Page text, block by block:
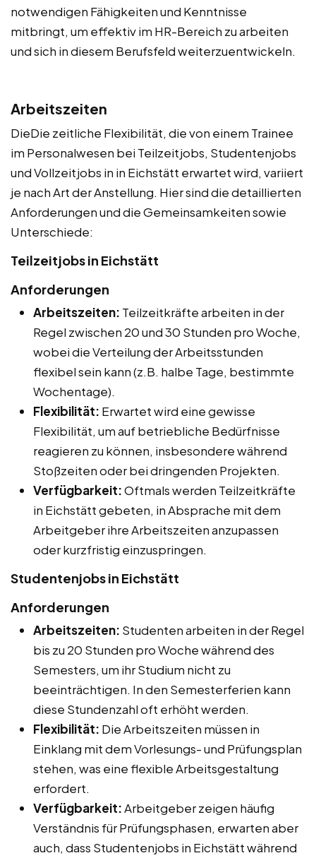
notwendigen Fähigkeiten und Kenntnisse
mitbringt, um effektiv im HR-Bereich zu arbeiten
und sich in diesem Berufsfeld weiterzuentwickeln.
Arbeitszeiten
DieDie zeitliche Flexibilität, die von einem Trainee
im Personalwesen bei Teilzeitjobs, Studentenjobs
und Vollzeitjobs in in Eichstätt erwartet wird, variiert
je nach Art der Anstellung. Hier sind die detaillierten
Anforderungen und die Gemeinsamkeiten sowie
Unterschiede:
Teilzeitjobs in Eichstätt
Anforderungen
Arbeitszeiten: Teilzeitkräfte arbeiten in der
Regel zwischen 20 und 30 Stunden pro Woche,
wobei die Verteilung der Arbeitsstunden
flexibel sein kann (z.B. halbe Tage, bestimmte
Wochentage).
Flexibilität: Erwartet wird eine gewisse
Flexibilität, um auf betriebliche Bedürfnisse
reagieren zu können, insbesondere während
Stoßzeiten oder bei dringenden Projekten.
Verfügbarkeit:Oftmals werden Teilzeitkräfte
in Eichstätt gebeten, in Absprache mit dem
Arbeitgeber ihre Arbeitszeiten anzupassen
oder kurzfristig einzuspringen.
Studentenjobs in Eichstätt
Anforderungen
Arbeitszeiten: Studenten arbeiten in der Regel
bis zu 20 Stunden pro Woche während des
Semesters, um ihr Studium nicht zu
beeinträchtigen. In den Semesterferien kann
diese Stundenzahl oft erhöht werden.
Flexibilität: Die Arbeitszeiten müssen in
Einklang mit dem Vorlesungs- und Prüfungsplan
stehen, was eine flexible Arbeitsgestaltung
erfordert.
Verfügbarkeit:Arbeitgeber zeigen häufig
Verständnis für Prüfungsphasen, erwarten aber
auch, dass Studentenjobs in Eichstätt während